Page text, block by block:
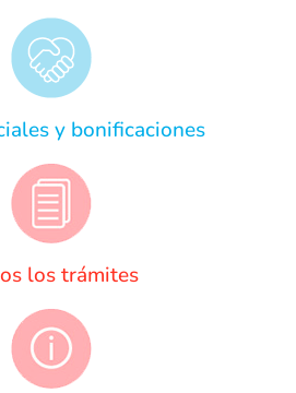
y bonificaciones
los trámites